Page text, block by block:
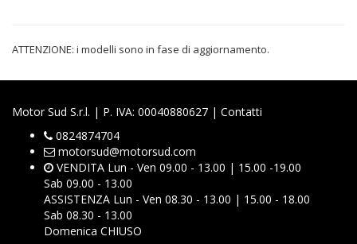
ATTENZIONE: i modelli sono in fase di aggiornamento.
Motor Sud S.r.l. | P. IVA: 00040880627 | Contatti
0824874704
motorsud@motorsud.com
VENDITA Lun - Ven 09.00 - 13.00 | 15.00 -19.00
Sab 09.00 - 13.00
ASSISTENZA Lun - Ven 08.30 - 13.00 | 15.00 - 18.00
Sab 08.30 - 13.00
Domenica CHIUSO